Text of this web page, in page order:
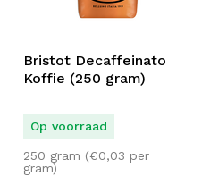
Bristot Decaffeinato
Koffie (250 gram)
Op voorraad
250 gram (€0,03 per
gram)